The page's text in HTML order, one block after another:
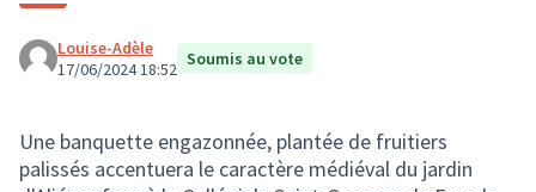
Louise-Adèle
17/06/2024 18:52 Soumis au vote
Une banquette engazonnée, plantée de fruitiers
palissés accentuera le caractère médiéval du jardin